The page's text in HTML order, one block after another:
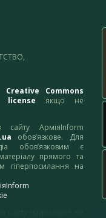
Creative Commons
якщо не
сайту АрміяInform
обов’язкове. Для
обов’язковим є
прямого та
гіперпосилання на